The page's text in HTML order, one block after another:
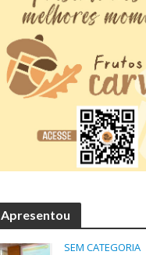
Apresentou
SEM CATEGORIA